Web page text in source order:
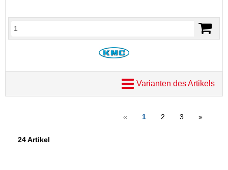
Varianten des Artikels
« 1 2 3 »
24 Artikel